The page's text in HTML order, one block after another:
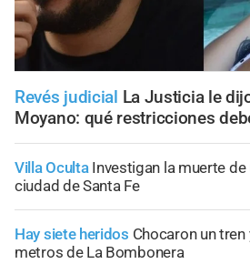
Revés judicial La Justicia le
Moyano: qué restricciones
Villa Oculta Investigan la muerte de
ciudad de Santa Fe
Hay siete heridos Chocaron un
metros de La Bombonera